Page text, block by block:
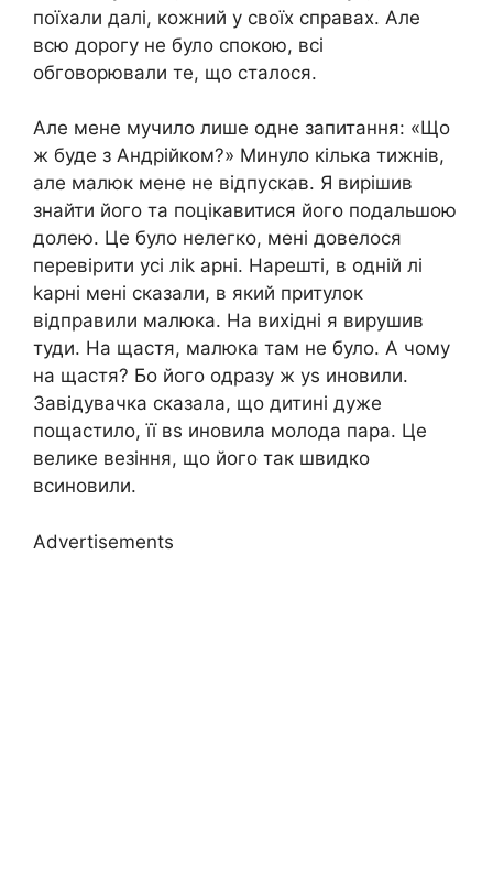
поїхали далі, кожний у своїх справах. Але
всю дорогу не було спокою, всі
обговорювали те, що сталося.
Але мене мучило лише одне запитання: «Що
ж буде з Андрійком?» Минуло кілька тижнів,
але малюк мене не відпускав. Я вирішив
знайти його та поцікавитися його подальшою
долею. Це було нелегко, мені довелося
перевірити усі ліk арні. Нарешті, в одній лі
kарні мені сказали, в який притулок
відправили малюка. На вихідні я вирушив
туди. На щастя, малюка там не було. А чому
на щастя? Бо його одразу ж уs иновили.
Завідувачка сказала, що дитині дуже
пощастило, її вs иновила молода пара. Це
велике везіння, що його так швидко
всиновили.
Advertisements